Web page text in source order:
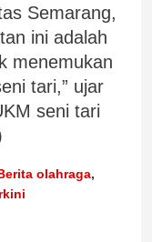
Semarang,
ini adalah
menemukan
tari,” ujar
seni tari
olahraga,